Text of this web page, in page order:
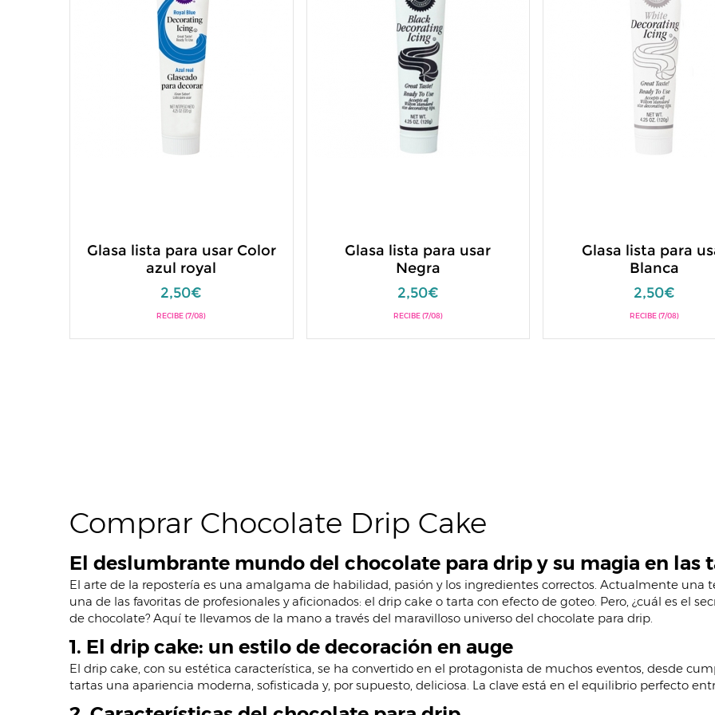
Glasa lista para usar Color
azul royal
2,50€
RECIBE (7/08)
Glasa lista para usar
Negra
2,50€
RECIBE (7/08)
Glasa lista para
Blanca
2,50€
RECIBE (7/08)
Comprar Chocolate Drip Cake
El deslumbrante mundo del chocolate para drip y su magia en las
El arte de la repostería es una amalgama de habilidad, pasión y los ingredientes correctos. Actualmente una
una de las favoritas de profesionales y aficionados: el drip cake o tarta con efecto de goteo. Pero, ¿cuál es el
de chocolate? Aquí te llevamos de la mano a través del maravilloso universo del chocolate para drip.
1. El drip cake: un estilo de decoración en auge
El drip cake, con su estética característica, se ha convertido en el protagonista de muchos eventos, desde
tartas una apariencia moderna, sofisticada y, por supuesto, deliciosa. La clave está en el equilibrio perfecto